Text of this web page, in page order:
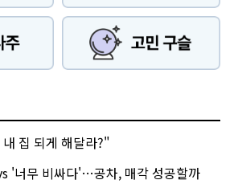
집 되게 해달라?"
'너무 비싸다'…공차, 매각 성공할까